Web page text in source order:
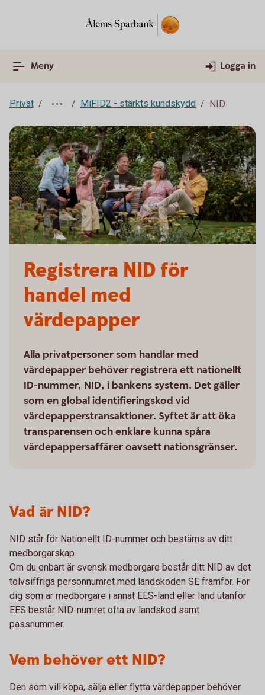
Meny Logga in
Privat MiFID2 - stärkts kundskydd NID
Registrera NID för
handel med
värdepapper
Alla privatpersoner som handlar med
värdepapper behöver registrera ett nationellt
ID-nummer, NID, i bankens system. Det gäller
som en global identifieringskod vid
värdepapperstransaktioner. Syftet är att öka
transparensen och enklare kunna spåra
värdepappersaffärer oavsett nationsgränser.
Vad är NID?
NID står för Nationellt ID-nummer och bestäms av ditt
medborgarskap.
Om du enbart är svensk medborgare består ditt NID av det
tolvsiffriga personnumret med landskoden SE framför. För
dig som är medborgare i annat EES-land eller land utanför
EES består NID-numret ofta av landskod samt
passnummer.
Vem behöver ett NID?
Den som vill köpa, sälja eller flytta värdepapper behöver